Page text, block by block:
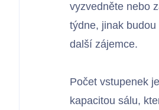
vyzvedněte nebo
týdne, jinak
další zájemce.
Počet vstupenek
kapacitou sálu,